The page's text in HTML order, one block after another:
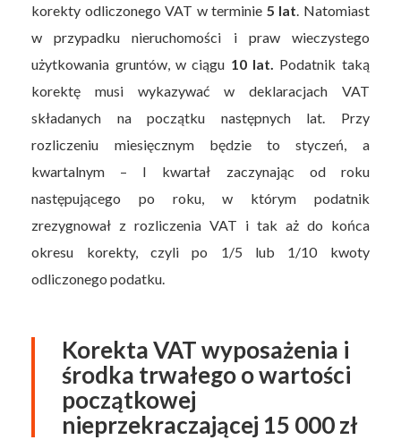
korekty odliczonego VAT w terminie 5 lat . Natomiast
w przypadku nieruchomości i praw wieczystego
użytkowania gruntów, w ciągu 10 lat.
Podatnik taką
korektę musi wykazywać w deklaracjach VAT
składanych na początku następnych lat. Przy
rozliczeniu miesięcznym będzie to styczeń, a
kwartalnym – I kwartał zaczynając od roku
następującego po roku, w którym podatnik
zrezygnował z rozliczenia VAT i tak aż do końca
okresu korekty, czyli po 1/5 lub 1/10 kwoty
odliczonego podatku.
Korekta VAT wyposażenia i
środka trwałego o wartości
początkowej
nieprzekraczającej 15 000 zł